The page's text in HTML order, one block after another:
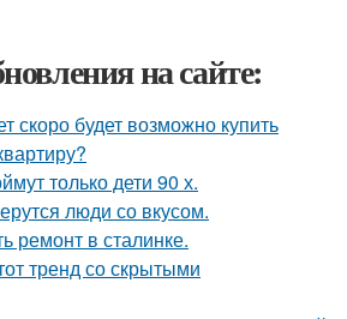
на сайте:
скоро будет возможно купить
только дети 90 х.
люди со вкусом.
ремонт в сталинке.
тренд со скрытыми